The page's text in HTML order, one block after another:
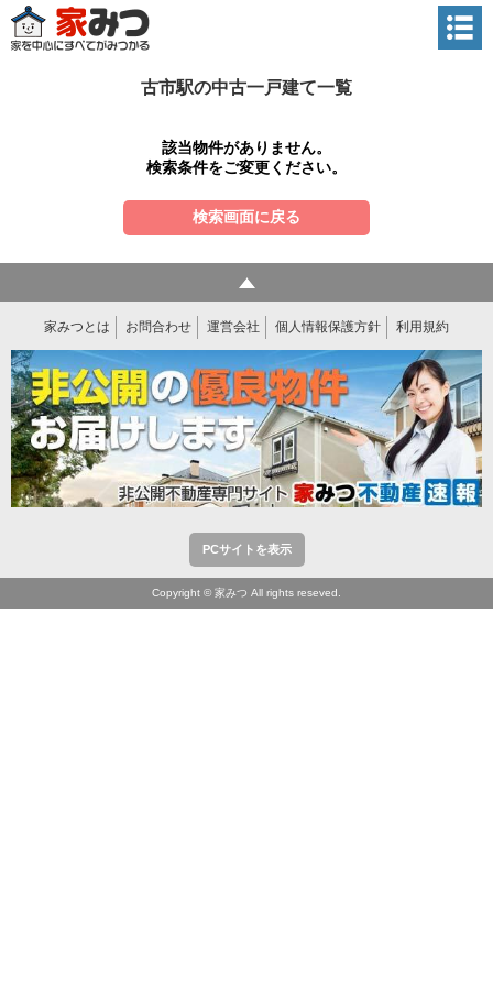
古市駅の中古一戸建て一覧
該当物件がありません。
検索条件をご変更ください。
検索画面に戻る
家みつとは お問合わせ 運営会社 個人情報保護方針 利用規約
PCサイトを表示
Copyright © 家みつ All rights reseved.